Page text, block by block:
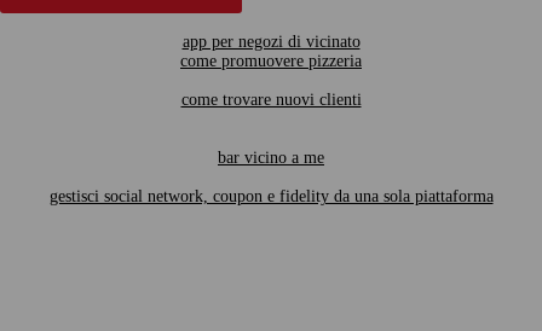
app per negozi di vicinato
come promuovere pizzeria
come trovare nuovi clienti
bar vicino a me
gestisci social network, coupon e fidelity da una sola piattaforma